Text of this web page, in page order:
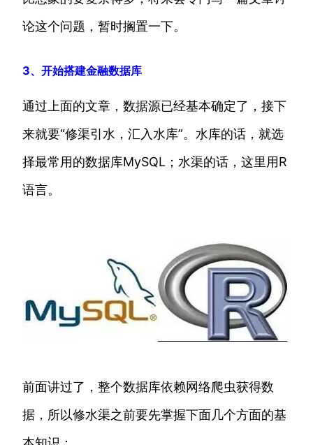
论这个问题，暂时搁置一下。
3、开始搭建金融数据库
通过上面的文章，数据源已经基本确定了，接下
来就要“修渠引水，汇入水库”。水库的话，就选
择最常用的数据库MySQL；水渠的话，这里用R
语言。
前面讲过了，整个数据库依赖网络爬虫获得数
据，所以修水渠之前要先掌握下面几个方面的基